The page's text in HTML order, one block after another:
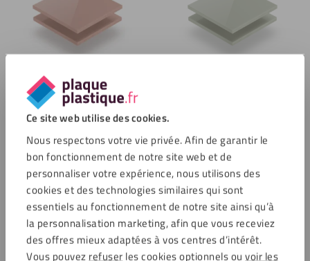
Ce site web utilise des cookies.
Nous respectons votre vie privée. Afin de garantir le
bon fonctionnement de notre site web et de
personnaliser votre expérience, nous utilisons des
cookies et des technologies similaires qui sont
essentiels au fonctionnement de notre site ainsi qu’à
la personnalisation marketing, afin que vous receviez
des offres mieux adaptées à vos centres d’intérêt.
Vous pouvez refuser les cookies optionnels ou voir les
Plaque plexiglass satiné 4 mm
Enregistrer Enregistrer